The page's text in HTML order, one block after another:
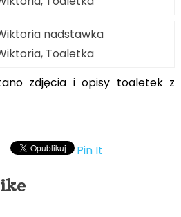
Toaletka
zdjęcia i opisy toaletek z
Pin It